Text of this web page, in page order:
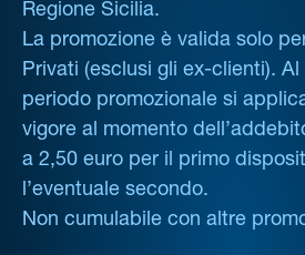
Regione Sicilia.
La promozione è valida solo
Privati (esclusi gli ex-clienti).
periodo promozionale si
vigore al momento
a 2,50 euro per il primo
l’eventuale secondo.
Non cumulabile con altre